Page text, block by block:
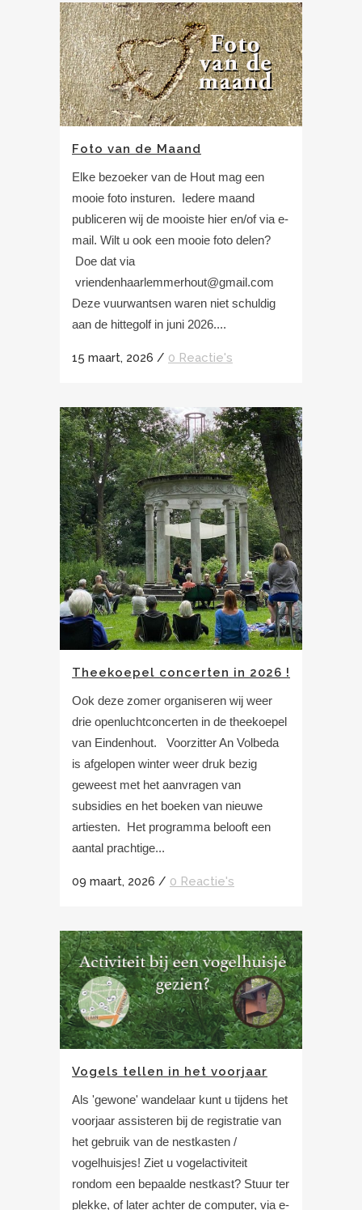
Foto van de Maand
Elke bezoeker van de Hout mag een
mooie foto insturen. Iedere maand
publiceren wij de mooiste hier en/of via e-
mail. Wilt u ook een mooie foto delen?
Doe dat via
vriendenhaarlemmerhout@gmail.com
Deze vuurwantsen waren niet schuldig
aan de hittegolf in juni 2026....
15 maart, 2026 / 0 Reactie's
Theekoepel concerten in 2026 !
Ook deze zomer organiseren wij weer
drie openluchtconcerten in de theekoepel
van Eindenhout. Voorzitter An Volbeda
is afgelopen winter weer druk bezig
geweest met het aanvragen van
subsidies en het boeken van nieuwe
artiesten. Het programma belooft een
aantal prachtige...
09 maart, 2026 / 0 Reactie's
Vogels tellen in het voorjaar
Als 'gewone' wandelaar kunt u tijdens het
voorjaar assisteren bij de registratie van
het gebruik van de nestkasten /
vogelhuisjes! Ziet u vogelactiviteit
rondom een bepaalde nestkast? Stuur ter
plekke, of later achter de computer, via e-